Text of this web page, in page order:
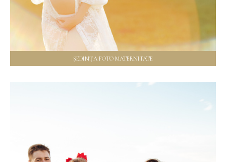
ȘEDINȚA FOTO MATERNITATE